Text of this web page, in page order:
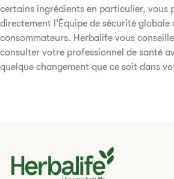
certains ingrédients en particulier, vous
directement l'Équipe de sécurité globale
consommateurs. Herbalife vous
consulter votre professionnel de santé
quelque changement que ce soit dans